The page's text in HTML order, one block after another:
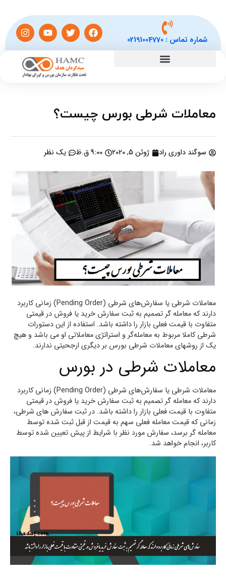
شماره تماس :02191004770
معاملات شرطی بورس چیست؟
سوگند داوری راد ژوئن 5, 2020 9:00 ق.ظ یک نظر
معاملات شرطی یا سفارش‌های شرطی (Pending Order) زمانی کاربرد
دارند که معامله گر تصمیم به ثبت سفارش خرید یا فروش در قیمتی
متفاوت با قیمت فعلی بازار را داشته باشد. استفاده از این دستورات
شرطی کاملا مربوط به معامله‌گر و استراتژی معاملاتی او می باشد و هیچ
یک از روشهای معاملات شرطی بورس بر دیگری ارجحیتی ندارند.
معاملات شرطی در بورس
معاملات شرطی یا سفارش‌های شرطی (Pending Order) زمانی کاربرد
دارند که معامله گر تصمیم به ثبت سفارش خرید یا فروش در قیمتی
متفاوت با قیمت فعلی بازار را داشته باشد. در ثبت سفارش های شرطی،
زمانی که قیمت معامله فعلی سهم به قیمت از قبل ثبت شده توسط
معامله گر برسد، سفارش مورد نظر با شرایط از پیش تعیین شده توسط
کاربر، انجام خواهد شد.